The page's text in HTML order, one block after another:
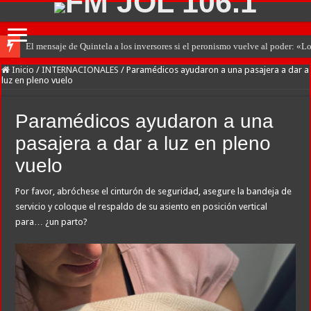
El mensaje de Quintela a los inversores si el peronismo vuelve al poder:
Inicio / INTERNACIONALES / Paramédicos ayudaron a una pasajera a dar a
luz en pleno vuelo
Paramédicos ayudaron a una
pasajera a dar a luz en pleno
vuelo
Por favor, abróchese el cinturón de seguridad, asegure la bandeja de
servicio y coloque el respaldo de su asiento en posición vertical
para… ¿un parto?